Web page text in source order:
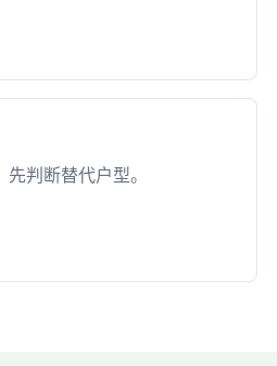
判断替代户型。